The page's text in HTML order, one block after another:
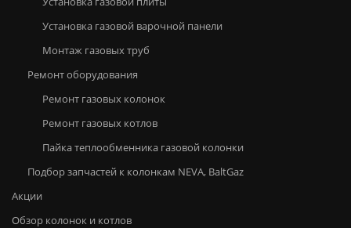
Установка газовой варочной панели
Монтаж газовых труб
Ремонт оборудования
Ремонт газовых колонок
Ремонт газовых котлов
Пайка теплообменника газовой колонки
Подбор запчастей к колонкам NEVA, BaltGaz
Акции
Обзор колонок и котлов